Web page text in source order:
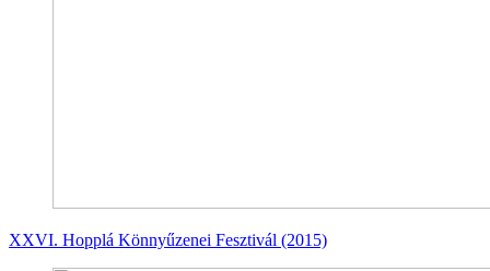
XXVI. Hopplá Könnyűzenei Fesztivál (2015)